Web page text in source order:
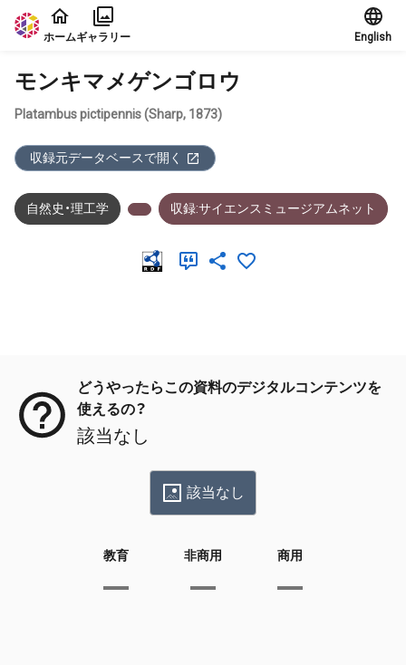
本文に飛ぶ
ホームギャラリー English
モンキマメゲンゴロウ
Platambus pictipennis (Sharp, 1873)
収録元データベースで開く
自然史・理工学 収録:サイエンスミュージアムネット
どうやったらこの資料のデジタルコンテンツを
使えるの？
該当なし
該当なし
教育 非商用 商用